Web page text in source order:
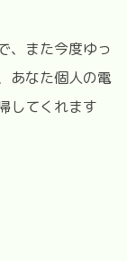
、また今度ゆっ
あなた個人の電
してくれます